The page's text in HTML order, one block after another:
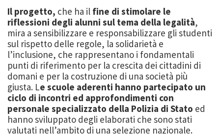
Il progetto, che ha il fine di stimolare le
riflessioni degli alunni sul tema della legalità,
mira a sensibilizzare e responsabilizzare gli studenti
sul rispetto delle regole, la solidarietà e
l’inclusione, che rappresentano i fondamentali
punti di riferimento per la crescita dei cittadini di
domani e per la costruzione di una società più
giusta. Le scuole aderenti hanno partecipato un
ciclo di incontri ed approfondimenti con
personale specializzato della Polizia di Stato ed
hanno sviluppato degli elaborati che sono stati
valutati nell’ambito di una selezione nazionale.